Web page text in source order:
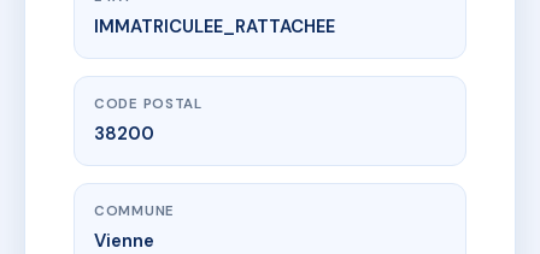
www.vme.plus/AD2740272
15-17 RUE MAUGIRON
17 Rue Maugiron
IMMATRICULEE_RATTACHEE
CODE POSTAL
38200
COMMUNE
Vienne